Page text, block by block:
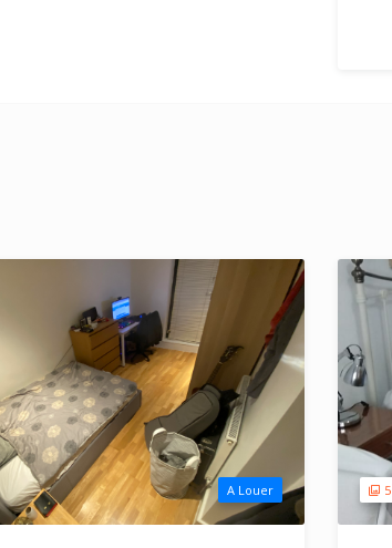
A Louer 5